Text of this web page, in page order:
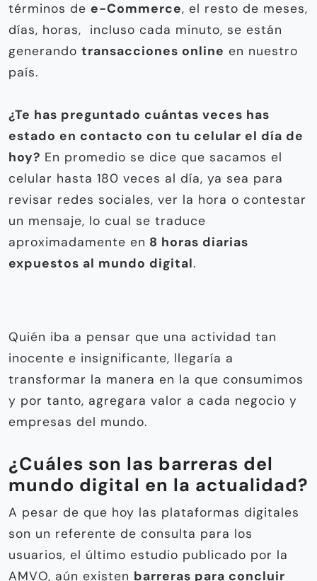
términos de e-Commerce, el resto de meses,
días, horas, incluso cada minuto, se están
generando transacciones online en nuestro
país.
¿Te has preguntado cuántas veces has
estado en contacto con tu celular el día de
hoy? En promedio se dice que sacamos el
celular hasta 180 veces al día, ya sea para
revisar redes sociales, ver la hora o contestar
un mensaje, lo cual se traduce
aproximadamente en 8 horas diarias
expuestos al mundo digital.
Quién iba a pensar que una actividad tan
inocente e insignificante, llegaría a
transformar la manera en la que consumimos
y por tanto, agregara valor a cada negocio y
empresas del mundo.
¿Cuáles son las barreras del
mundo digital en la actualidad?
A pesar de que hoy las plataformas digitales
son un referente de consulta para los
usuarios, el último estudio publicado por la
AMVO, aún existen barreras para concluir